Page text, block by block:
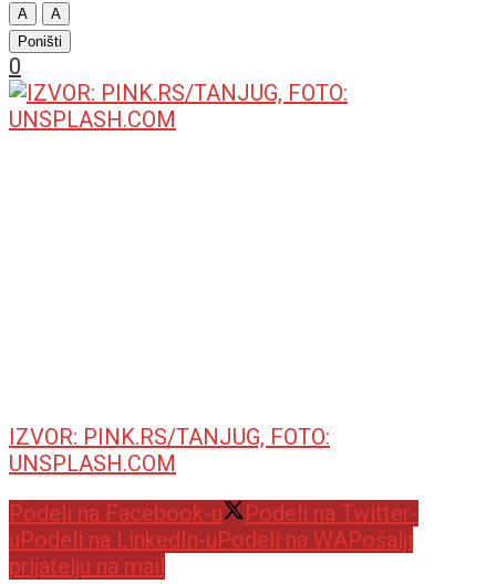
A
A
Poništi
0
IZVOR: PINK.RS/TANJUG, FOTO:
UNSPLASH.COM
Podeli na Facebook-u
Podeli na Twitter-
u Podeli na LinkedIn-u Podeli na WAPošalji
prijatelju na mail